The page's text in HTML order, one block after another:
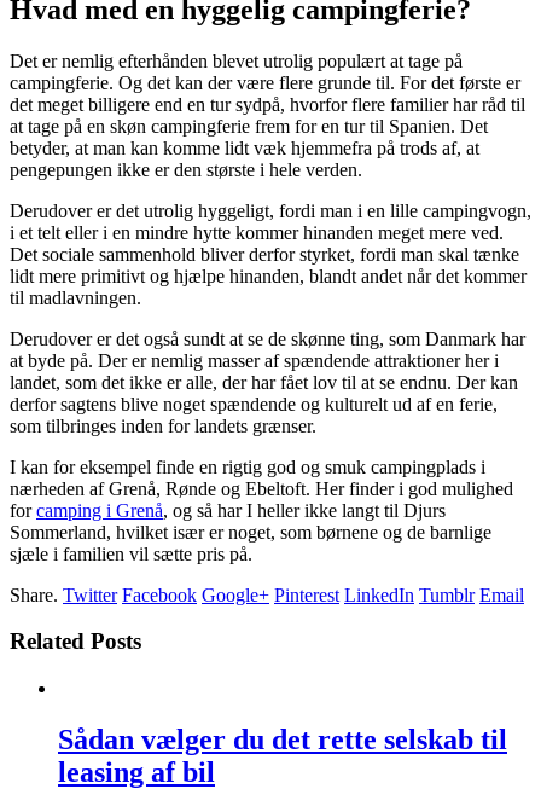
Hvad med en hyggelig campingferie?
Det er nemlig efterhånden blevet utrolig populært at tage på
campingferie. Og det kan der være flere grunde til. For det første er
det meget billigere end en tur sydpå, hvorfor flere familier har råd til
at tage på en skøn campingferie frem for en tur til Spanien. Det
betyder, at man kan komme lidt væk hjemmefra på trods af, at
pengepungen ikke er den største i hele verden.
Derudover er det utrolig hyggeligt, fordi man i en lille campingvogn,
i et telt eller i en mindre hytte kommer hinanden meget mere ved.
Det sociale sammenhold bliver derfor styrket, fordi man skal tænke
lidt mere primitivt og hjælpe hinanden, blandt andet når det kommer
til madlavningen.
Derudover er det også sundt at se de skønne ting, som Danmark har
at byde på. Der er nemlig masser af spændende attraktioner her i
landet, som det ikke er alle, der har fået lov til at se endnu. Der kan
derfor sagtens blive noget spændende og kulturelt ud af en ferie,
som tilbringes inden for landets grænser.
I kan for eksempel finde en rigtig god og smuk campingplads i
nærheden af Grenå, Rønde og Ebeltoft. Her finder i god mulighed
forcamping i Grenå, og så har I heller ikke langt til Djurs
Sommerland, hvilket især er noget, som børnene og de barnlige
sjæle i familien vil sætte pris på.
Share. Twitter Facebook Google+ Pinterest LinkedIn Tumblr Email
Related Posts
Sådan vælger du det rette selskab til
leasing af bil